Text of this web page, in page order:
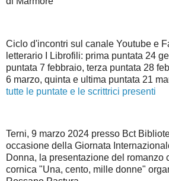
Ciclo d'incontri sul canale Youtube e
letterario I Librofili: prima puntata 24
puntata 7 febbraio, terza puntata 28
6 marzo, quinta e ultima puntata 21
tutte le puntate e le scrittrici presenti
Terni, 9 marzo 2024 presso Bct
occasione della Giornata
Donna, la presentazione del romanzo
cornica "Una, cento, mille donne"